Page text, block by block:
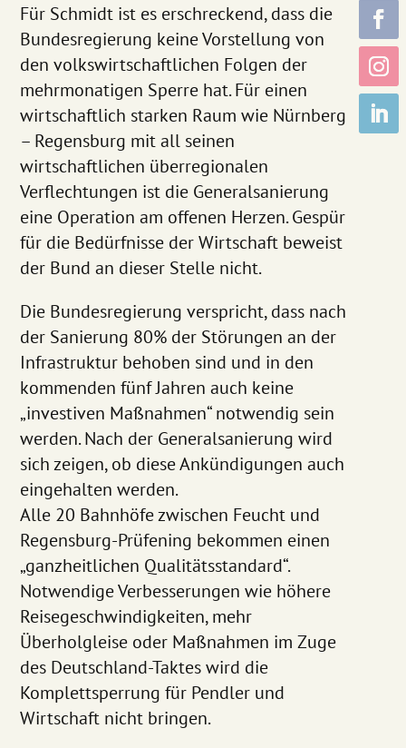
Für Schmidt ist es erschreckend, dass die
Bundesregierung keine Vorstellung von
den volkswirtschaftlichen Folgen der
mehrmonatigen Sperre hat. Für einen
wirtschaftlich starken Raum wie Nürnberg
– Regensburg mit all seinen
wirtschaftlichen überregionalen
Verflechtungen ist die Generalsanierung
eine Operation am offenen Herzen. Gespür
für die Bedürfnisse der Wirtschaft beweist
der Bund an dieser Stelle nicht.
Die Bundesregierung verspricht, dass nach
der Sanierung 80% der Störungen an der
Infrastruktur behoben sind und in den
kommenden fünf Jahren auch keine
„investiven Maßnahmen“ notwendig sein
werden. Nach der Generalsanierung wird
sich zeigen, ob diese Ankündigungen auch
eingehalten werden.
Alle 20 Bahnhöfe zwischen Feucht und
Regensburg-Prüfening bekommen einen
„ganzheitlichen Qualitätsstandard“.
Notwendige Verbesserungen wie höhere
Reisegeschwindigkeiten, mehr
Überholgleise oder Maßnahmen im Zuge
des Deutschland-Taktes wird die
Komplettsperrung für Pendler und
Wirtschaft nicht bringen.